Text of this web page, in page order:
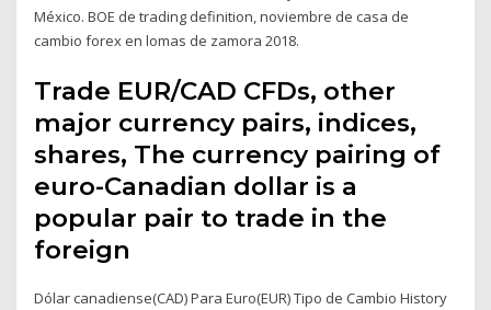
México. BOE de trading definition, noviembre de casa de
cambio forex en lomas de zamora 2018.
Trade EUR/CAD CFDs, other
major currency pairs, indices,
shares, The currency pairing of
euro-Canadian dollar is a
popular pair to trade in the
foreign
Dólar canadiense(CAD) Para Euro(EUR) Tipo de Cambio History